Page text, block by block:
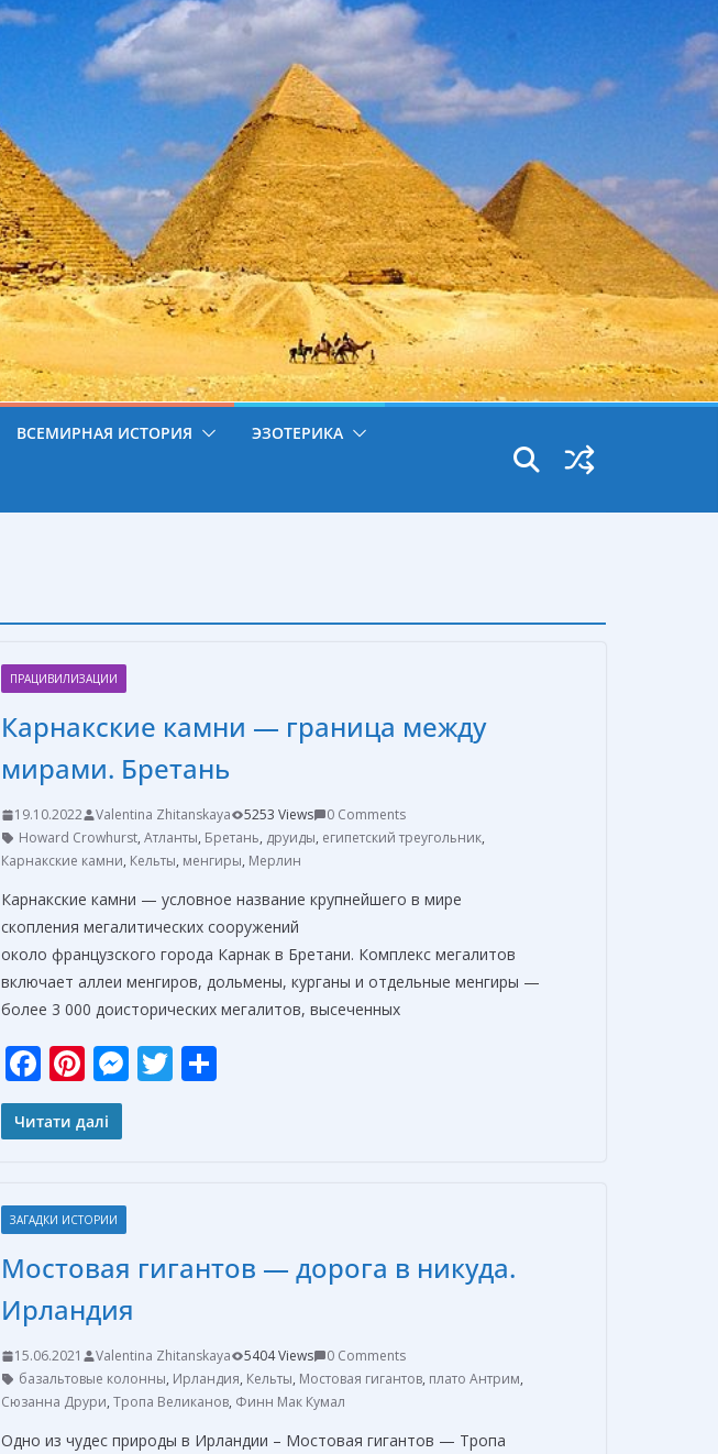
ВСЕМИРНАЯ ИСТОРИЯ ЭЗОТЕРИКА
ПРАЦИВИЛИЗАЦИИ
Карнакские камни — граница между
мирами. Бретань
19.10.2022 Valentina Zhitanskaya 5253 Views
0 Comments
Howard Crowhurst, Атланты, Бретань, друиды, египетский треугольник,
Карнакские камни, Кельты, менгиры, Мерлин
Карнакские камни — условное название крупнейшего в мире
скопления мегалитических сооружений
около французского города Карнак в Бретани. Комплекс мегалитов
включает аллеи менгиров, дольмены, курганы и отдельные менгиры —
более 3 000 доисторических мегалитов, высеченных
F
ac
e
o
o
k
Pi
nt
er
st
M
er
T
и
ь
Читати далі
ЗАГАДКИ ИСТОРИИ
Мостовая гигантов — дорога в никуда.
Ирландия
15.06.2021 Valentina Zhitanskaya 5404 Views
0 Comments
базальтовые колонны, Ирландия, Кельты, Мостовая гигантов, плато Антрим,
Сюзанна Друри, Тропа Великанов, Финн Мак Кумал
Одно из чудес природы в Ирландии – Мостовая гигантов — Тропа